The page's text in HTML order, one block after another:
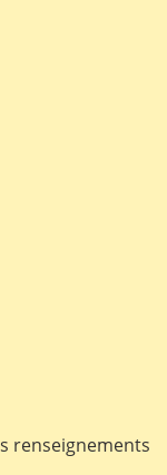
renseignements